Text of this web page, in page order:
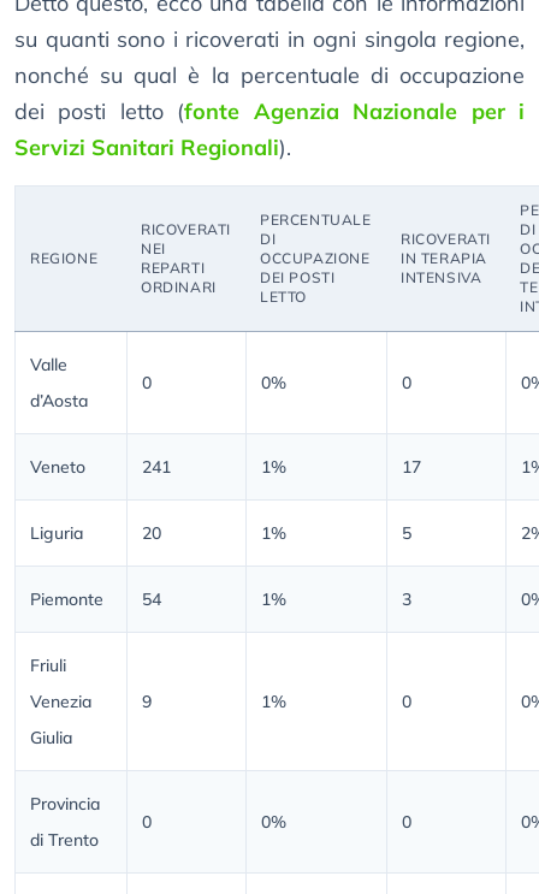
su quanti sono i ricoverati in ogni singola regione,
nonché su qual è la percentuale di occupazione
dei posti letto (fonte Agenzia Nazionale per i
Servizi Sanitari Regionali).
REGIONE
RICOVERATI
NEI
REPARTI
ORDINARI
PERCENTUALE
DI
OCCUPAZIONE
DEI POSTI
LETTO
RICOVERATI
IN TERAPIA
INTENSIVA
DI
Valle
d’Aosta
0 0% 0
Veneto 241 1% 17
Liguria 20 1% 5
Piemonte 54 1% 3
Friuli
Venezia
Giulia
9 1% 0
Provincia
di Trento
0 0% 0